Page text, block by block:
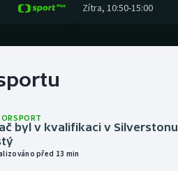
Zítra, 10:50-15:00
byl v kvalifikaci v Silverstonu
před 13 min